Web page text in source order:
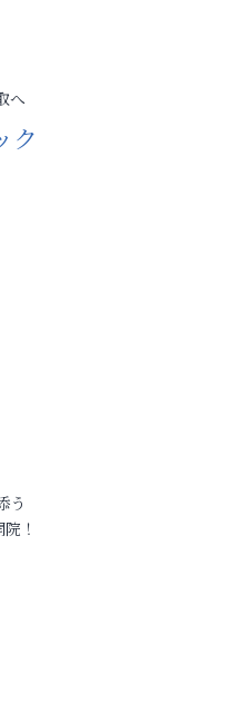
へ
ク
う
！